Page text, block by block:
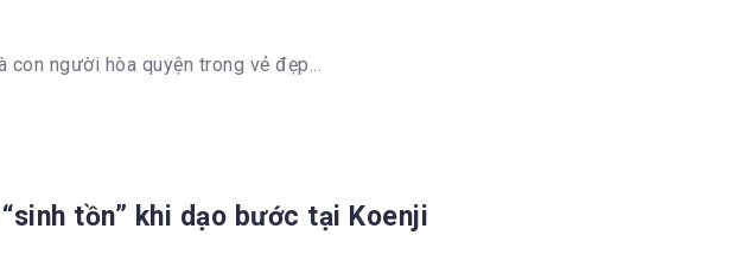
người hòa quyện trong vẻ đẹp...
tồn” khi dạo bước tại Koenji